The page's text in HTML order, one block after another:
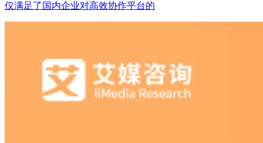
仅满足了国内企业对高效协作平台的